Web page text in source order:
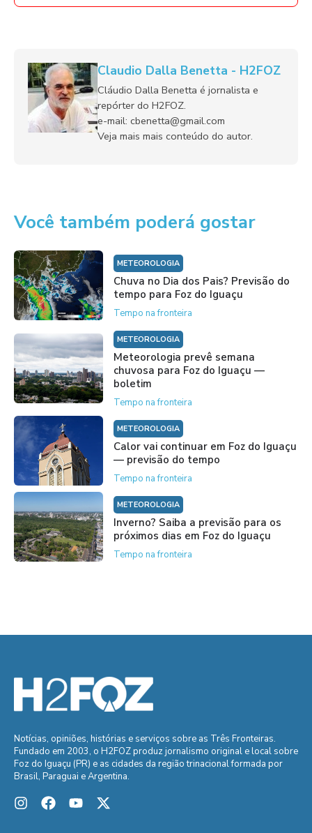
Claudio Dalla Benetta - H2FOZ
Cláudio Dalla Benetta é jornalista e
repórter do H2FOZ.
e-mail: cbenetta@gmail.com
Veja mais mais conteúdo do autor.
Você também poderá gostar
METEOROLOGIA
Chuva no Dia dos Pais? Previsão do
tempo para Foz do Iguaçu
Tempo na fronteira
METEOROLOGIA
Meteorologia prevê semana
chuvosa para Foz do Iguaçu —
boletim
Tempo na fronteira
METEOROLOGIA
Calor vai continuar em Foz do Iguaçu
— previsão do tempo
Tempo na fronteira
METEOROLOGIA
Inverno? Saiba a previsão para os
próximos dias em Foz do Iguaçu
Tempo na fronteira
Notícias, opiniões, histórias e serviços sobre as Três Fronteiras.
Fundado em 2003, o H2FOZ produz jornalismo original e local sobre
Foz do Iguaçu (PR) e as cidades da região trinacional formada por
Brasil, Paraguai e Argentina.